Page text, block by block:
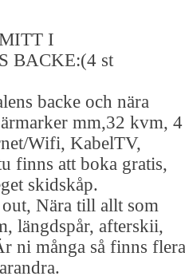
I
BACKE:(4 st
backe och nära
mm,32 kvm, 4
Wifi, KabelTV,
finns att boka gratis,
skidskåp.
Nära till allt som
längdspår, afterskii,
ni många så finns flera